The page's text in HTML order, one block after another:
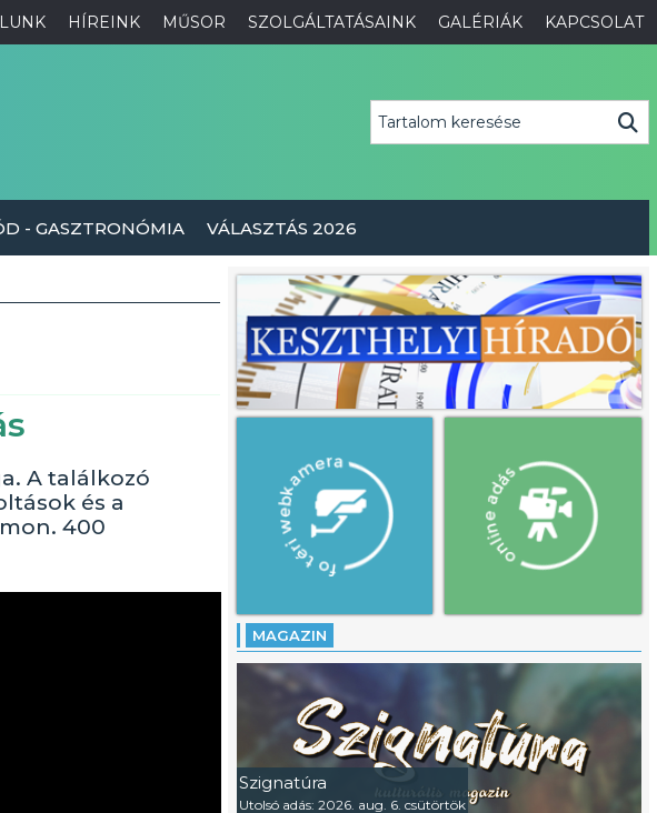
HÍREINK MŰSOR SZOLGÁLTATÁSAINK GALÉRIÁK KAPCSOLAT
- GASZTRONÓMIA VÁLASZTÁS 2026
A találkozó
és a
400
MAGAZIN
Szignatúra
Utolsó adás: 2026. aug. 6. csütörtök